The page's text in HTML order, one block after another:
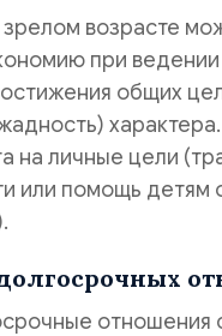
возрасте
при
общих
на личные цели
или помощь детям